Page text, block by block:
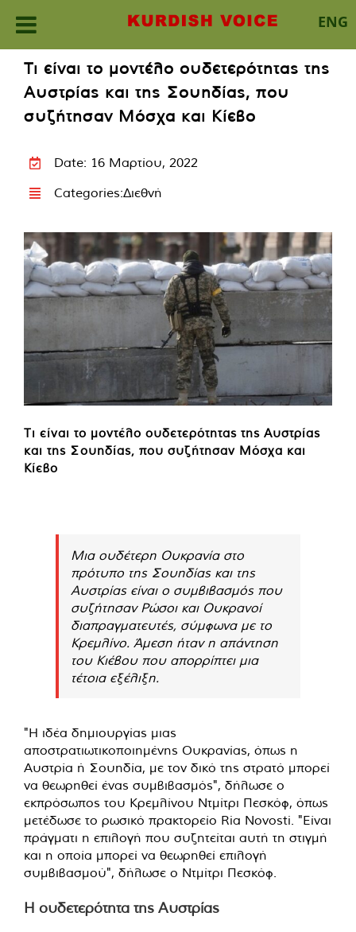
ENG
content
Τι είναι το μοντέλο ουδετερότητας της
Αυστρίας και της Σουηδίας, που
συζήτησαν Μόσχα και Κίεβο
Date: 16 Μαρτίου, 2022
Categories:Διεθνή
Τι είναι το μοντέλο ουδετερότητας της Αυστρίας
και της Σουηδίας, που συζήτησαν Μόσχα και
Κίεβο
Μια ουδέτερη Ουκρανία στο
πρότυπο της Σουηδίας και της
Αυστρίας είναι ο συμβιβασμός που
συζήτησαν Ρώσοι και Ουκρανοί
διαπραγματευτές, σύμφωνα με το
Κρεμλίνο. Άμεση ήταν η απάντηση
του Κιέβου που απορρίπτει μια
τέτοια εξέλιξη.
"Η ιδέα δημιουργίας μιας
αποστρατιωτικοποιημένης Ουκρανίας, όπως η
Αυστρία ή Σουηδία, με τον δικό της στρατό μπορεί
να θεωρηθεί ένας συμβιβασμός", δήλωσε ο
εκπρόσωπος του Κρεμλίνου Ντμίτρι Πεσκόφ, όπως
μετέδωσε το ρωσικό πρακτορείο Ria Novosti. "Είναι
πράγματι η επιλογή που συζητείται αυτή τη στιγμή
και η οποία μπορεί να θεωρηθεί επιλογή
συμβιβασμού", δήλωσε o Ντμίτρι Πεσκόφ.
Η ουδετερότητα της Αυστρίας